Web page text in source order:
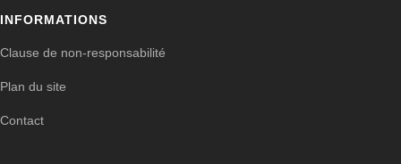
INFORMATIONS
Clause de non-responsabilité
Plan du site
Contact